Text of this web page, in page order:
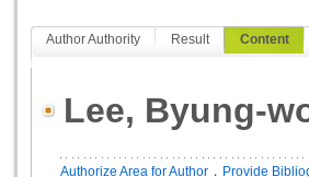
Author Authority Result Content
Lee, Byung-
Authorize Area for Author ． Provide